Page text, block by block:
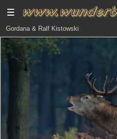
Gordana & Ralf Kistowski